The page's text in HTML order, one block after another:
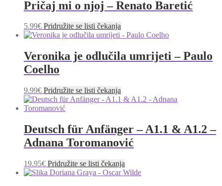
Pričaj mi o njoj – Renato Baretić
5.99€ Pridružite se listi čekanja
Veronika je odlučila umrijeti – Paulo
Coelho
9.99€ Pridružite se listi čekanja
Deutsch für Anfänger – A1.1 & A1.2 –
Adnana Toromanović
19.95€ Pridružite se listi čekanja